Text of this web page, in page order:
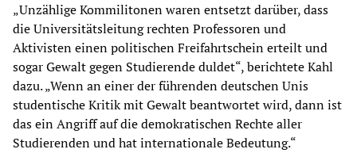
„Unzählige Kommilitonen waren entsetzt darüber, dass
die Universitätsleitung rechten Professoren und
Aktivisten einen politischen Freifahrtschein erteilt und
sogar Gewalt gegen Studierende duldet“, berichtete Kahl
dazu. „Wenn an einer der führenden deutschen Unis
studentische Kritik mit Gewalt beantwortet wird, dann ist
das ein Angriff auf die demokratischen Rechte aller
Studierenden und hat internationale Bedeutung.“